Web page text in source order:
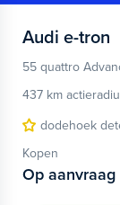
Audi e-tron
55 quattro
437 km
dodehoek
Kopen
Op aanvraag